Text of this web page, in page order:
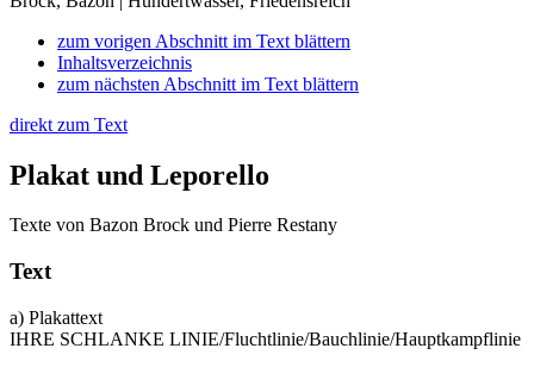
zum vorigen Abschnitt im Text blättern
Inhaltsverzeichnis
zum nächsten Abschnitt im Text blättern
direkt zum Text
Plakat und Leporello
Texte von Bazon Brock und Pierre Restany
Text
a) Plakattext
IHRE SCHLANKE LINIE/Fluchtlinie/Bauchlinie/Hauptkampflinie